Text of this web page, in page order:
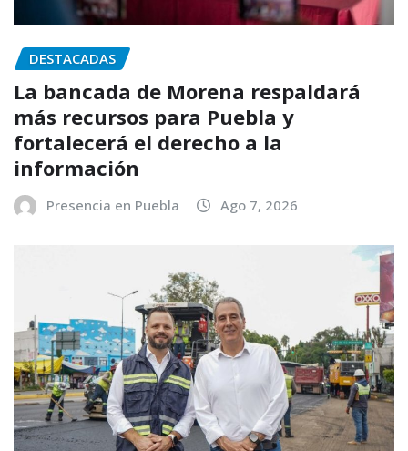
DESTACADAS
La bancada de Morena respaldará
más recursos para Puebla y
fortalecerá el derecho a la
información
Presencia en Puebla Ago 7, 2026